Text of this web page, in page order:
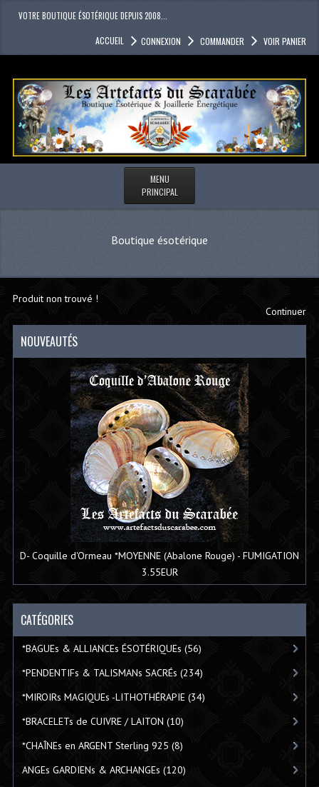
VOTRE BOUTIQUE ÉSOTÉRIQUE DEPUIS 2008...
ACCUEIL CONNEXION COMMANDER VOIR PANIER
MENU
PRINCIPAL
Boutique ésotérique
Produit non trouvé !
Continuer
NOUVEAUTÉS
D- Coquille d'Ormeau *MOYENNE (Abalone Rouge) - FUMIGATION
3.55EUR
CATÉGORIES
*BAGUEs & ALLIANCEs ÉSOTÉRIQUEs (56)
*PENDENTIFs & TALISMANs SACRÉs (234)
*MIROIRs MAGIQUEs -LITHOTHÉRAPIE(34)
*BRACELETs de CUIVRE / LAITON (10)
*CHAÎNEs en ARGENT Sterling 925 (8)
ANGEs GARDIENs & ARCHANGEs (120)